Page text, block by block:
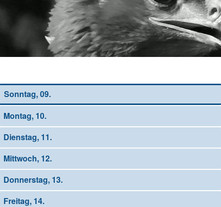
Sonntag, 09.
Montag, 10.
Dienstag, 11.
Mittwoch, 12.
Donnerstag, 13.
Freitag, 14.